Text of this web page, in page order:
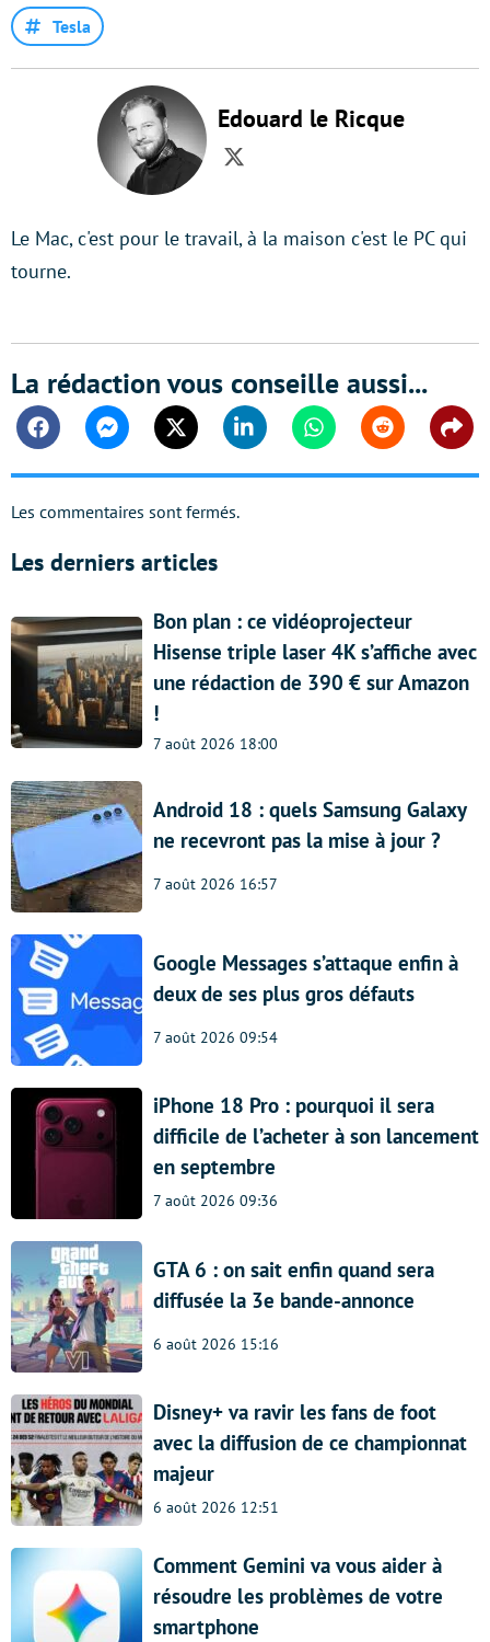
Tesla
Edouard le Ricque
Twitter
Le Mac, c'est pour le travail, à la maison c'est le PC qui
tourne.
La rédaction vous conseille aussi...
FacebookMessengerTwitter Linkedin WhatsappReddit
Les commentaires sont fermés.
Les derniers articles
Bon plan : ce vidéoprojecteur
Hisense triple laser 4K s’affiche avec
une rédaction de 390 € sur Amazon
!
7 août 2026 18:00
Android 18 : quels Samsung Galaxy
ne recevront pas la mise à jour ?
7 août 2026 16:57
Google Messages s’attaque enfin à
deux de ses plus gros défauts
7 août 2026 09:54
iPhone 18 Pro : pourquoi il sera
difficile de l’acheter à son lancement
en septembre
7 août 2026 09:36
GTA 6 : on sait enfin quand sera
diffusée la 3e bande-annonce
6 août 2026 15:16
Disney+ va ravir les fans de foot
avec la diffusion de ce championnat
majeur
6 août 2026 12:51
Comment Gemini va vous aider à
résoudre les problèmes de votre
smartphone